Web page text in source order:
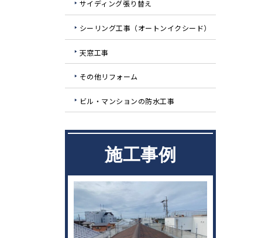
サイディング張り替え
シーリング工事（オートンイクシード）
天窓工事
その他リフォーム
ビル・マンションの防水工事
施工事例